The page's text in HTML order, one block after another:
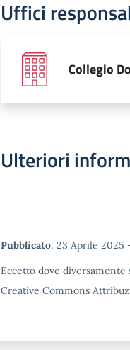
Uffici
Collegio
Ulteriori
Metadata
Pubblicato: 23 Aprile 2025
Eccetto dove
Creative Commons